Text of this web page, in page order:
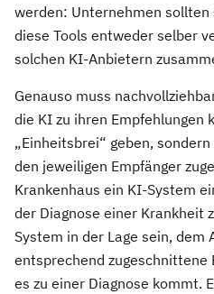
werden: Unternehmen
diese Tools entweder selber
solchen KI-Anbietern
Genauso muss
die KI zu ihren Empfehlungen
„Einheitsbrei“ geben,
den jeweiligen Empfänger
Krankenhaus ein KI-System
der Diagnose einer Krankheit
System in der Lage sein, dem
entsprechend zugeschnittene
es zu einer Diagnose kommt.